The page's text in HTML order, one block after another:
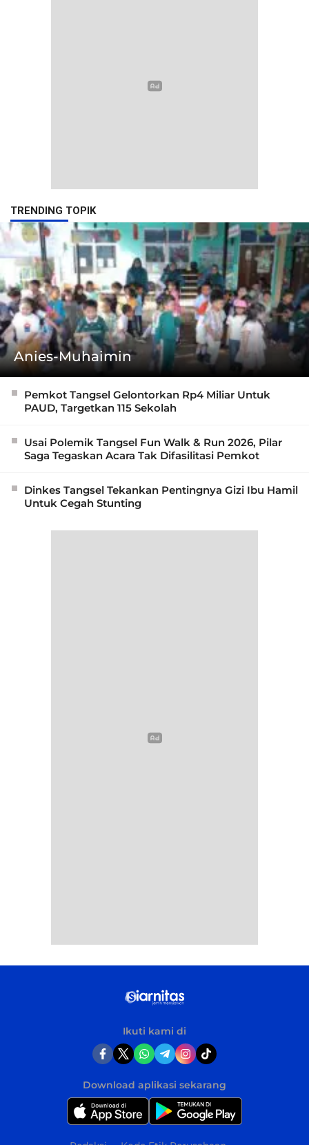
TRENDING TOPIK
Anies-Muhaimin
Pemkot Tangsel Gelontorkan Rp4 Miliar Untuk
PAUD, Targetkan 115 Sekolah
Usai Polemik Tangsel Fun Walk & Run 2026, Pilar
Saga Tegaskan Acara Tak Difasilitasi Pemkot
Dinkes Tangsel Tekankan Pentingnya Gizi Ibu Hamil
Untuk Cegah Stunting
Ikuti kami di
Download aplikasi sekarang